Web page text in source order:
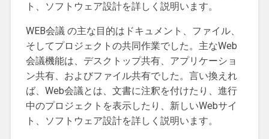
ト、ソフトウェア設計を詳しく説明います。
WEB会議 の主な目的はドキュメント、ファイル、
そしてプロジェクトの共同作業でした。主なWeb
会議機能は、デスクトップ共有、アプリケーショ
ン共有、およびファイル共有でした。言い換えれ
ば、Web会議とは、文書に注釈を付けたり、進行
中のプロジェクトを表示したり、新しいWebサイ
ト、ソフトウェア設計を詳しく説明います。